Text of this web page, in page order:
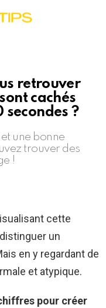
retrouver
cachés
secondes ?
une bonne
trouver des
!
cette
un
en y regardant de
et atypique.
pour créer